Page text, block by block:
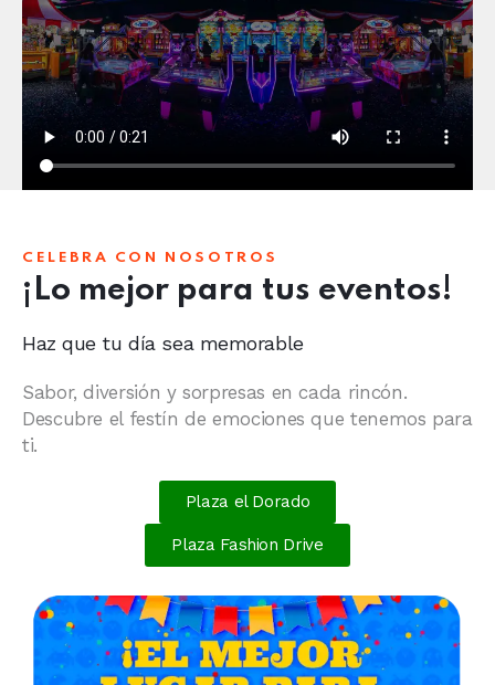
CELEBRA CON NOSOTROS
¡Lo mejor para tus eventos!
Haz que tu día sea memorable
Sabor, diversión y sorpresas en cada rincón.
Descubre el festín de emociones que tenemos para
ti.
Plaza el Dorado
Plaza Fashion Drive